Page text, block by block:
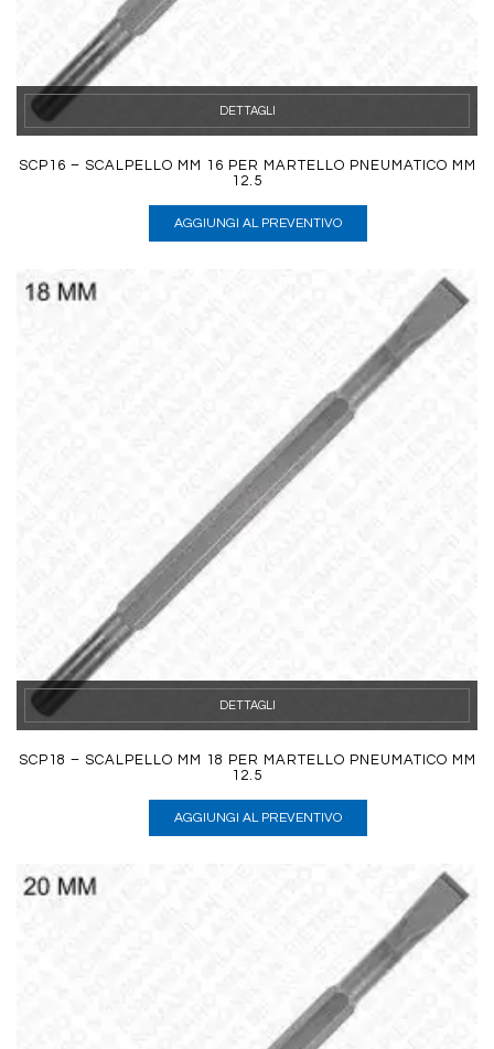
DETTAGLI
SCP16 – SCALPELLO MM 16 PER MARTELLO PNEUMATICO MM
12.5
AGGIUNGI AL PREVENTIVO
DETTAGLI
SCP18 – SCALPELLO MM 18 PER MARTELLO PNEUMATICO MM
12.5
AGGIUNGI AL PREVENTIVO